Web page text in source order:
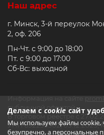
снижает требования к
В каталоге
типоразмеров. В наличии
технического
Часто
направляющие
Это системы линейного
Делаем с cookie сайт
Мы используем файлы cookie,
безупречно, а персональные
Наш адрес
г. Минск, 3-й переулок
2, оф. 206
Пн-Чт. с 9:00 до 18:00
Пт. с 9:00 до 17:00
Сб-Вс: выходной
Информация на сайте
публичной офертой.
В торговом реестре с
УНП 692235502, 05.12.2023,